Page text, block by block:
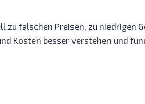
zu falschen Preisen, zu niedrigen
Kosten besser verstehen und